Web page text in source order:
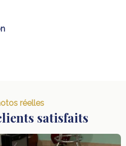
réelles
satisfaits